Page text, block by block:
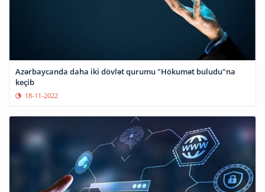
Azərbaycanda daha iki dövlət qurumu "Hökumət buludu"na
keçib
18-11-2022